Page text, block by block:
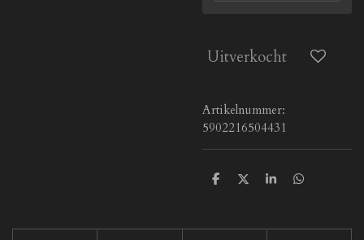
Uitverkocht
Artikelnummer:
5902216504431
D
n
D
S
e
D
n